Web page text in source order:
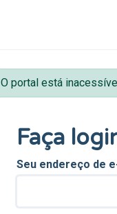
O portal está
Faça
Seu endereço de